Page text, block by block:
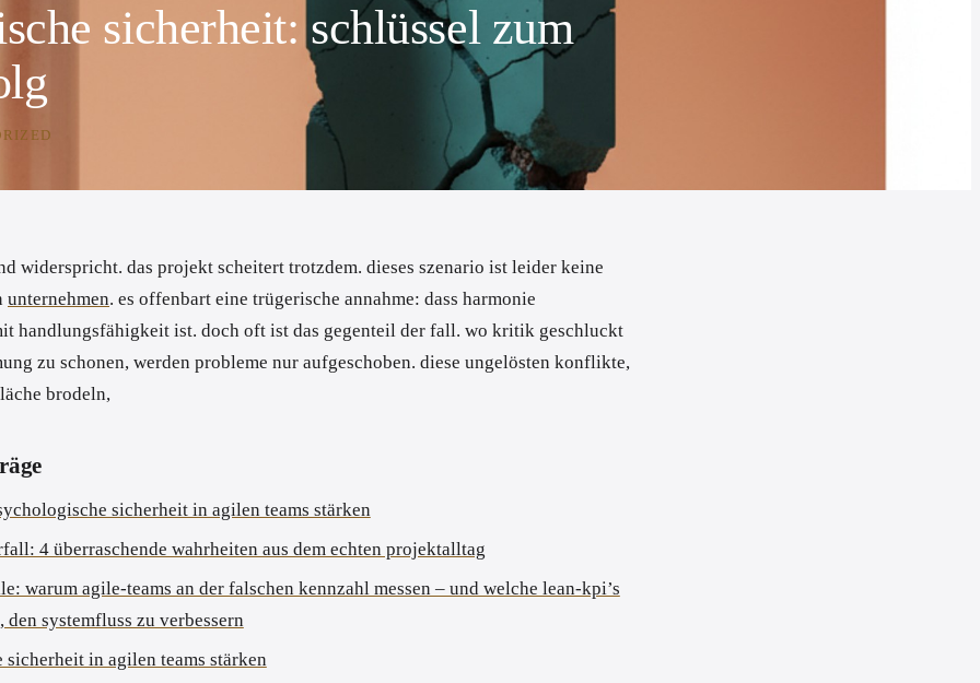
sicherheit: schlüssel zum
widerspricht. das projekt scheitert trotzdem. dieses szenario ist leider keine
unternehmen. es offenbart eine trügerische annahme: dass harmonie
handlungsfähigkeit ist. doch oft ist das gegenteil der fall. wo kritik geschluckt
zu schonen, werden probleme nur aufgeschoben. diese ungelösten konflikte,
brodeln,
sicherheit in agilen teams stärken
4 überraschende wahrheiten aus dem echten projektalltag
warum agile-teams an der falschen kennzahl messen – und welche lean-kpi’s
systemfluss zu verbessern
sicherheit in agilen teams stärken